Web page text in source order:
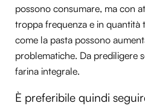
possono consumare, ma con
troppa frequenza e in quantità
come la pasta possono
problematiche. Da prediligere
farina integrale.
È preferibile quindi